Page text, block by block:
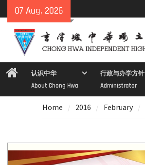
to
content
07 Aug, 2026
Home认识中华
About Chong Hwa
行政与办学方针
Administrator
Home 2016 February